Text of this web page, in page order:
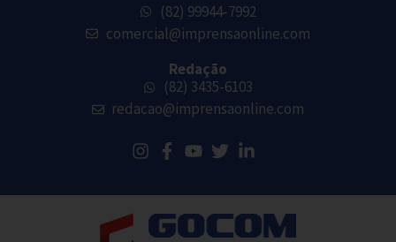
(82) 99944-7992
comercial@imprensaonline.com
Redação
(82) 3435-6103
redacao@imprensaonline.com